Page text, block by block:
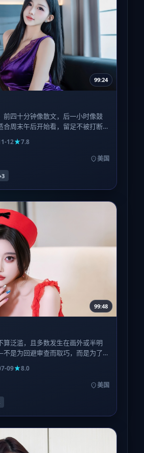
99:24
前四十分钟像散文，后一小时像鼓
合周末午后开始看，留足不被打断
会更完整。
12
7.8
美国
3
99:48
算泛滥，且多数发生在画外或半明
是为回避审查而取巧，而是为了
与补完，恐惧反而更深。
09
8.0
美国